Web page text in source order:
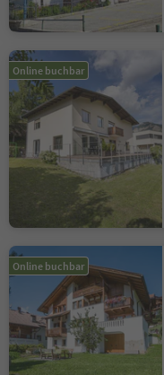
Online buchbar
Online buchbar